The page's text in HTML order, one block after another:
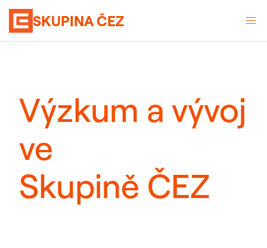
SKUPINA ČEZ
Výzkum a vývoj
ve
Skupině ČEZ